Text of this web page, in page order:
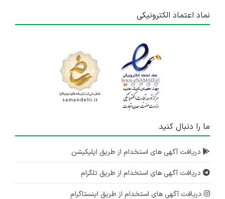
نماد اعتماد الکترونیکی
ما را دنبال کنید
دریافت آگهی های استخدام از طریق اپلیکیشن
دریافت آگهی های استخدام از طریق تلگرام
دریافت آگهی های استخدام از طریق اینستاگرام